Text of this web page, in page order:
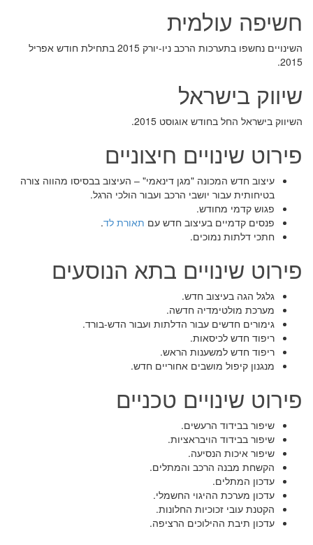
חשיפה עולמית
השינויים נחשפו בתערכות הרכב ניו-יורק 2015 בתחילת חודש אפריל
2015.
שיווק בישראל
השיווק בישראל החל בחודש אוגוסט 2015.
פירוט שינויים חיצוניים
עיצוב חדש המכונה "מגן דינאמי" – העיצוב בבסיסו מהווה צורה
בטיחותית עבור יושבי הרכב ועבור הולכי הרגל.
פגוש קדמי מחודש.
פנסים קדמיים בעיצוב חדש עם תאורת לד.
חתכי דלתות נמוכים.
פירוט שינויים בתא הנוסעים
גלגל הגה בעיצוב חדש.
מערכת מולטימדיה חדשה.
גימורים חדשים עבור הדלתות ועבור הדש-בורד.
ריפוד חדש לכיסאות.
ריפוד חדש למשענות הראש.
מנגנון קיפול מושבים אחוריים חדש.
פירוט שינויים טכניים
שיפור בבידוד הרעשים.
שיפור בבידוד הויבראציות.
שיפור איכות הנסיעה.
הקשחת מבנה הרכב והמתלים.
עדכון המתלים.
עדכון מערכת ההיגוי החשמלי.
הקטנת עובי זכוכיות החלונות.
עדכון תיבת ההילוכים הרציפה.